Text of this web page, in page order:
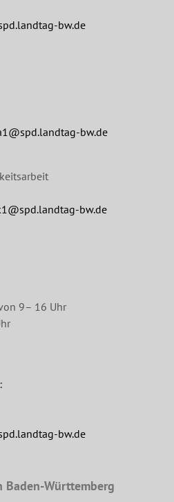
bw.de
bw.de
bw.de
9– 16 Uhr
bw.de
Baden-Württemberg